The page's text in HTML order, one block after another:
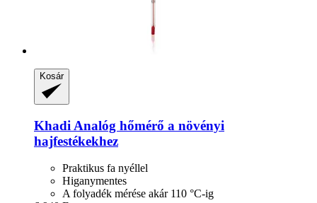
Kosár
Khadi Analóg hőmérő a növényi
hajfestékekhez
Praktikus fa nyéllel
Higanymentes
A folyadék mérése akár 110 °C-ig